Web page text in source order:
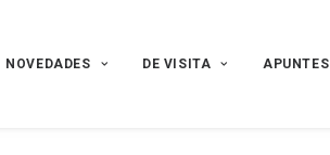
NOVEDADES DE VISITA APUNTES